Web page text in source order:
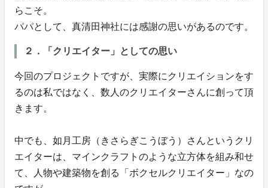
らこそ。
パパとして、真清田神社には感謝の思いがあるのです。
２．「クリエイター」としての思い
今回のプロジェクトですが、実際にクリエイションをす
るのは私ではなく、数人のクリエイターさんに創って頂
きます。
中でも、如月工房（きさらぎこうぼう）さんというクリ
エイターは、マインクラフトのような立方体を組み和せ
て、人物や建築物を創る「ボクセルクリエイター」なの